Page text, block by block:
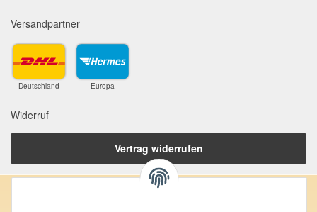
Versandpartner
Deutschland Europa
Widerruf
Vertrag widerrufen
Anschrift: